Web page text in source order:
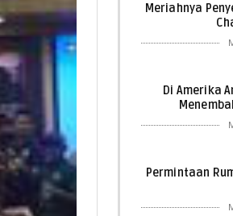
Meriahnya
Di Amerika
Permintaan